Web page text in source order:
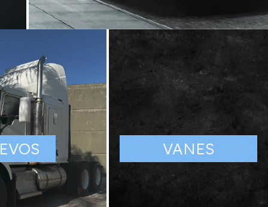
AUTOBUSES
Mercedes-Benz Autobuses México está
comprometido con el desarrollo de tecnología
que permita el monitoreo de puntos clave
para garantizar la seguridad y confianza de
los pasajeros durante los recorridos.
VANES